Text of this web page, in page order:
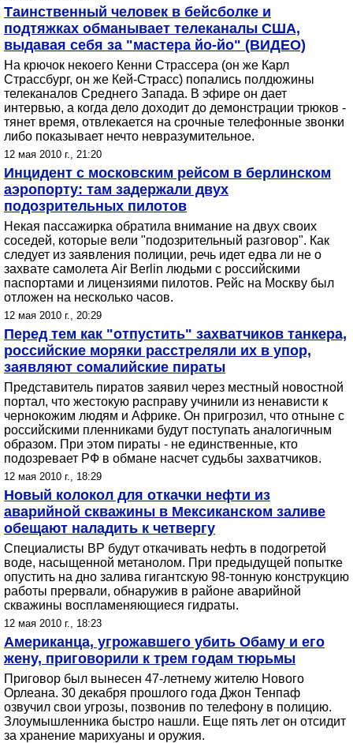
Таинственный человек в бейсболке и
подтяжках обманывает телеканалы США,
выдавая себя за "мастера йо-йо" (ВИДЕО)
На крючок некоего Кенни Страссера (он же Карл
Страссбург, он же Кей-Страсс) попались полдюжины
телеканалов Среднего Запада. В эфире он дает
интервью, а когда дело доходит до демонстрации трюков -
тянет время, отвлекается на срочные телефонные звонки
либо показывает нечто невразумительное.
12 мая 2010 г., 21:20
Инцидент с московским рейсом в берлинском
аэропорту: там задержали двух
подозрительных пилотов
Некая пассажирка обратила внимание на двух своих
соседей, которые вели "подозрительный разговор". Как
следует из заявления полиции, речь идет едва ли не о
захвате самолета Air Berlin людьми с российскими
паспортами и лицензиями пилотов. Рейс на Москву был
отложен на несколько часов.
12 мая 2010 г., 20:29
Перед тем как "отпустить" захватчиков танкера,
российские моряки расстреляли их в упор,
заявляют сомалийские пираты
Представитель пиратов заявил через местный новостной
портал, что жестокую расправу учинили из ненависти к
чернокожим людям и Африке. Он пригрозил, что отныне с
российскими пленниками будут поступать аналогичным
образом. При этом пираты - не единственные, кто
подозревает РФ в обмане насчет судьбы захватчиков.
12 мая 2010 г., 18:29
Новый колокол для откачки нефти из
аварийной скважины в Мексиканском заливе
обещают наладить к четвергу
Специалисты BP будут откачивать нефть в подогретой
воде, насыщенной метанолом. При предыдущей попытке
опустить на дно залива гигантскую 98-тонную конструкцию
работы прервали, обнаружив в районе аварийной
скважины воспламеняющиеся гидраты.
12 мая 2010 г., 18:23
Американца, угрожавшего убить Обаму и его
жену, приговорили к трем годам тюрьмы
Приговор был вынесен 47-летнему жителю Нового
Орлеана. 30 декабря прошлого года Джон Тенпаф
озвучил свои угрозы, позвонив по телефону в полицию.
Злоумышленника быстро нашли. Еще пять лет он отсидит
за хранение марихуаны и оружия.